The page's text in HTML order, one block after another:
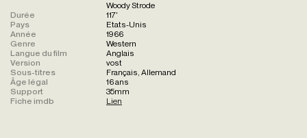
Woody Strode
Durée
117'
Pays
Etats-Unis
Année
1966
Genre
Western
Langue du film
Anglais
Version
vost
Sous-titres
Français, Allemand
Âge légal
16 ans
Support
35mm
Fiche imdb
Lien